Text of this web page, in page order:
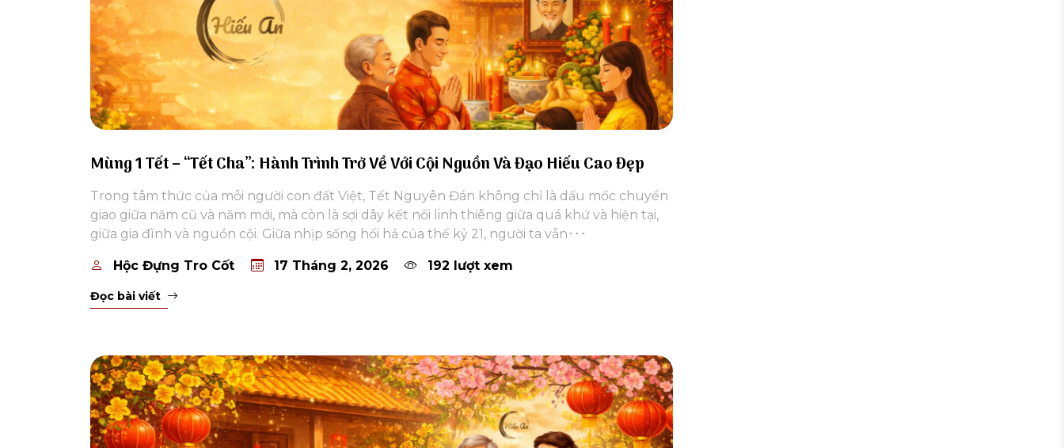
Mùng 1 Tết – “Tết Cha”: Hành Trình Trở Về Với Cội Nguồn Và Đạo Hiếu Cao Đẹp
Trong tâm thức của mỗi người con đất Việt, Tết Nguyên Đán không chỉ là dấu mốc chuyển
giao giữa năm cũ và năm mới, mà còn là sợi dây kết nối linh thiêng giữa quá khứ và hiện tại,
giữa gia đình và nguồn cội. Giữa nhịp sống hối hả của thế kỷ 21, người ta vẫn･･･
Hộc Đựng Tro Cốt 17 Tháng 2, 2026 192 lượt xem
Đọc bài viết